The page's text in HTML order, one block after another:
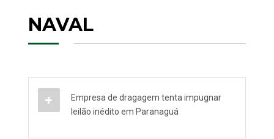
NAVAL
Empresa de dragagem tenta impugnar
leilão inédito em Paranaguá